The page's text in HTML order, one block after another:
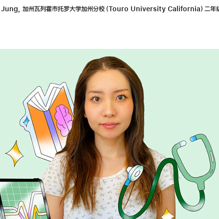
加州瓦列霍市托罗大学加州分校（Touro University California）二年